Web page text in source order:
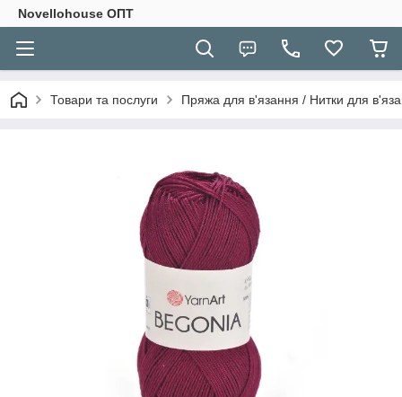
Novellohouse ОПТ
Товари та послуги Пряжа для в'язання / Нитки для